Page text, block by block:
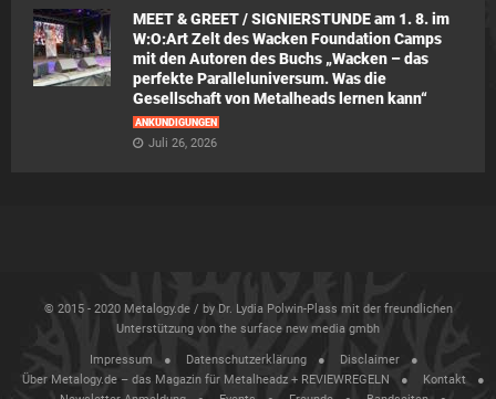
MEET & GREET / SIGNIERSTUNDE am 1. 8. im
W:O:Art Zelt des Wacken Foundation Camps
mit den Autoren des Buchs „Wacken – das
perfekte Paralleluniversum. Was die
Gesellschaft von Metalheads lernen kann“
ANKÜNDIGUNGEN
Juli 26, 2026
© 2015 - 2020 Metalogy.de / by Dr. Lydia Polwin-Plass mit der freundlichen
Unterstützung von the surface new media gmbh
Impressum Datenschutzerklärung
Disclaimer
Über Metalogy.de – das Magazin für Metalheadz + REVIEWREGELN
Kontakt